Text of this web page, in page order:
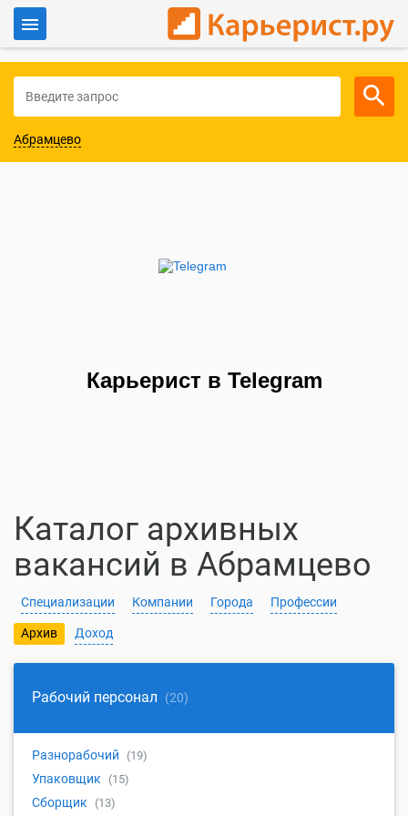
Для работодателей
Абрамцево
Карьерист в Telegram
Каталог архивных
вакансий в Абрамцево
Специализации Компании Города Профессии
Архив Доход
Рабочий персонал (20)
Разнорабочий (19)
Упаковщик (15)
Сборщик (13)